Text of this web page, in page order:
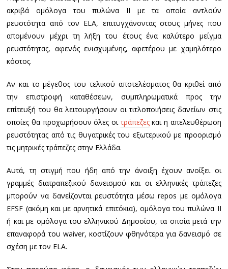
ακριβά ομόλογα του πυλώνα ΙΙ με τα οποία αντλούν
ρευστότητα από τον ELA, επιτυγχάνοντας στους μήνες που
απομένουν μέχρι τη λήξη του έτους ένα καλύτερο μείγμα
ρευστότητας, αφενός ενισχυμένης, αφετέρου με χαμηλότερο
κόστος.
Αν και το μέγεθος του τελικού αποτελέσματος θα κριθεί από
την επιστροφή καταθέσεων, συμπληρωματικά προς την
επίτευξή του θα λειτουργήσουν οι τιτλοποιήσεις δανείων στις
οποίες θα προχωρήσουν όλες οι τράπεζεςκαι η απελευθέρωση
ρευστότητας από τις θυγατρικές του εξωτερικού με προορισμό
τις μητρικές τράπεζες στην Ελλάδα.
Αυτά, τη στιγμή που ήδη από την άνοιξη έχουν ανοίξει οι
γραμμές διατραπεζικού δανεισμού και οι ελληνικές τράπεζες
μπορούν να δανείζονται ρευστότητα μέσω repos με ομόλογα
EFSF (ακόμη και με αρνητικά επιτόκια), ομόλογα του πυλώνα ΙΙ
ή και με ομόλογα του ελληνικού Δημοσίου, τα οποία μετά την
επαναφορά του waiver, κοστίζουν φθηνότερα για δανεισμό σε
σχέση με τον ELA.